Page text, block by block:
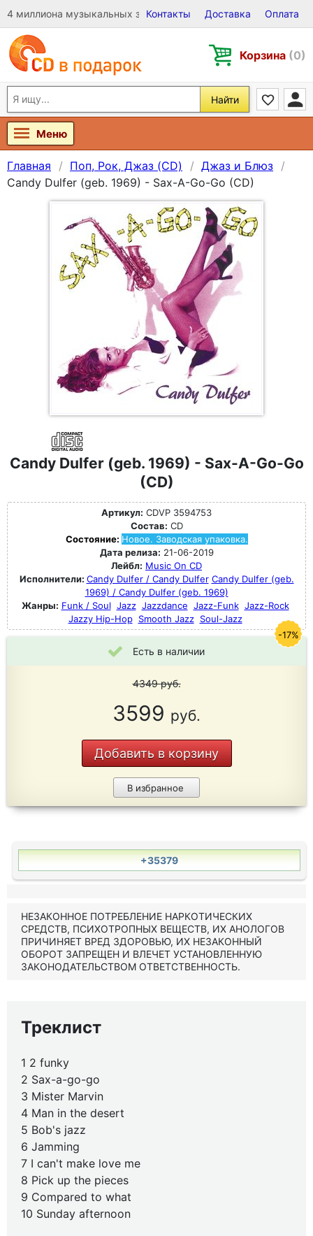
4 миллиона музыкальных записей на Виниле, CD и DVD
Контакты Доставка Оплата
Корзина (0)
Найти
Меню
Главная Поп, Рок, Джаз (CD)
Джаз и Блюз
Candy Dulfer (geb. 1969) - Sax-A-Go-Go (CD)
Candy Dulfer (geb. 1969) - Sax-A-Go-Go
(CD)
Артикул: CDVP 3594753
Состав: CD
Состояние: Новое. Заводская упаковка.
Дата релиза: 21-06-2019
Лейбл: Music On CD
Исполнители: Candy Dulfer / Candy Dulfer Candy Dulfer (geb.
1969) / Candy Dulfer (geb. 1969)
Жанры: Funk / Soul Jazz Jazzdance Jazz-Funk Jazz-Rock
Jazzy Hip-Hop Smooth Jazz Soul-Jazz
Есть в наличии
4349руб.
3599 руб.
Добавить в корзину
В избранное
-17%
+35379
НЕЗАКОННОЕ ПОТРЕБЛЕНИЕ НАРКОТИЧЕСКИХ
СРЕДСТВ, ПСИХОТРОПНЫХ ВЕЩЕСТВ, ИХ АНОЛОГОВ
ПРИЧИНЯЕТ ВРЕД ЗДОРОВЬЮ, ИХ НЕЗАКОННЫЙ
ОБОРОТ ЗАПРЕЩЕН И ВЛЕЧЕТ УСТАНОВЛЕННУЮ
ЗАКОНОДАТЕЛЬСТВОМ ОТВЕТСТВЕННОСТЬ.
Треклист
1 2 funky
2 Sax-a-go-go
3 Mister Marvin
4 Man in the desert
5 Bob's jazz
6 Jamming
7 I can't make love me
8 Pick up the pieces
9 Compared to what
10 Sunday afternoon